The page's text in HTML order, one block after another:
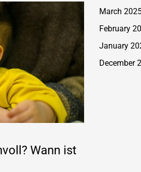
Wann ist
March
February
January
December